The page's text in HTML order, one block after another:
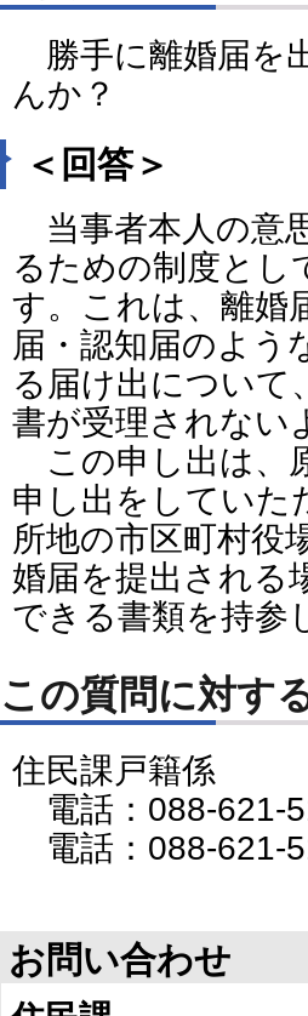
勝手に離婚届を
んか？
＜回答＞
当事者本人の意
るための制度とし
す。これは、離婚
届・認知届のよう
る届け出について
書が受理されない
この申し出は、
申し出をしていた
所地の市区町村役
婚届を提出される
できる書類を持参
この質問に対す
住民課戸籍係
電話：088-621-
電話：088-621-
お問い合わせ